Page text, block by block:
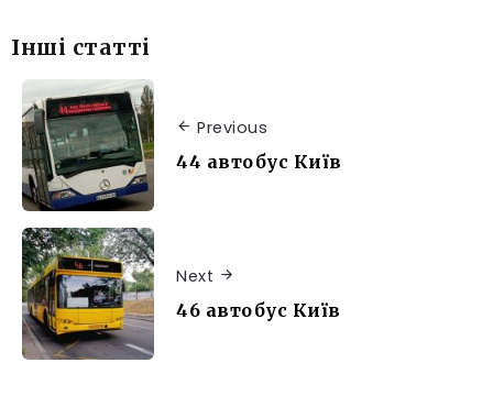
Інші статті
Previous
44 автобус Київ
Next
46 автобус Київ